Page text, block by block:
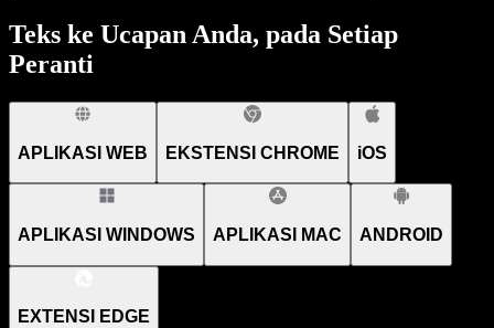
Teks ke Ucapan Anda, pada Setiap
Peranti
APLIKASI WEB EKSTENSI CHROME iOS
APLIKASI WINDOWS APLIKASI MAC ANDROID
EXTENSI EDGE